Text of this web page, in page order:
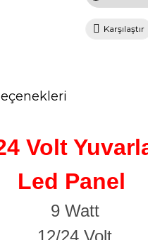
Karşılaştır
Volt
Led Panel
9 Watt
12/24 Volt